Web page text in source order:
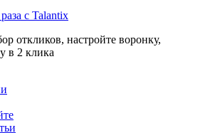
с Talantix
откликов, настройте воронку,
в 2 клика